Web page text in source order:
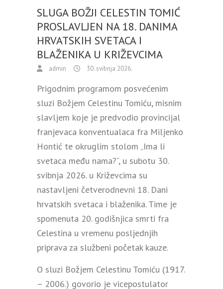
SLUGA BOŽJI CELESTIN TOMIĆ
PROSLAVLJEN NA 18. DANIMA
HRVATSKIH SVETACA I
BLAŽENIKA U KRIŽEVCIMA
admin 30. svibnja 2026.
Prigodnim programom posvećenim
sluzi Božjem Celestinu Tomiću, misnim
slavljem koje je predvodio provincijal
franjevaca konventualaca fra Miljenko
Hontić te okruglim stolom „Ima li
svetaca među nama?“, u subotu 30.
svibnja 2026. u Križevcima su
nastavljeni četverodnevni 18. Dani
hrvatskih svetaca i blaženika. Time je
spomenuta 20. godišnjica smrti fra
Celestina u vremenu posljednjih
priprava za službeni početak kauze.
O sluzi Božjem Celestinu Tomiću (1917.
– 2006.) govorio je vicepostulator